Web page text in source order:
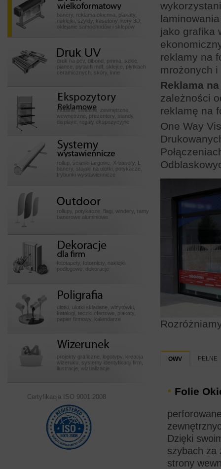
wielkoformatowy
banery, reklama okienna, plakaty,
naklejki, szyldy, kasetony, litery 3D,
oklejanie samochodów i sklepów
druk na pcv, dibond, pmma, szkle,
piance, płytach mdf, sklejce, płytkach
ceramicznych, skóry, inne
Ekspozytory POSssss
mobilne, świetlne, zewnętrzne,
wewnętrzne, prezentery, standy,
displaye, regały ekspozycyjne
Systemy
wystawiennicze
rollup, ścianki targowe, X-banery, L-
banery, stojaki na ulotki, potykacze,
trybunki wystawiennicze
rollupy, potykacze, flagi, windery, ramy
banerowe aluminiowe
Dekoracje dla firm
fototapety, fotorolety, naklejki
podłogowe, dekoracje
Poligrafia
ulotki, ulotki składane, wizytówki,
katalogi, teczki ofertowe, plakaty,
papier firmowy, kalendarze
Wizerunek
projekty graficzne, logotypy, kreacja
wizeruku, systemy identyfikacji firm,
ilustracje, wizualizacje
Certyfikacja ISO 9001:2008
jako grafika
reklamy na
mrożonych
Reklama
zależności
reklamę na
One Way
OWV PEŁNE
Folie
Dzięki
szybach za
strony